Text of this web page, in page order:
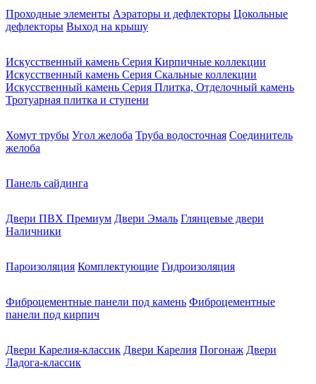
Проходные элементы Аэраторы и дефлекторы Цокольные
дефлекторы Выход на крышу
Искусственный камень Серия Кирпичные коллекции
Искусственный камень Серия Скальные коллекции
Искусственный камень Серия Плитка, Отделочный камень
Тротуарная плитка и ступени
Хомут трубы Угол желоба Труба водосточная Соединитель
желоба
Панель сайдинга
Двери ПВХ Премиум Двери Эмаль Глянцевые двери
Наличники
Пароизоляция Комплектующие Гидроизоляция
Фиброцементные панели под камень Фиброцементные
панели под кирпич
Двери Карелия-классик Двери Карелия Погонаж Двери
Ладога-классик